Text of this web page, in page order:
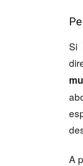
Si
A